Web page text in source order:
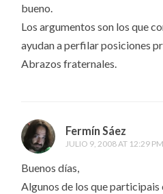
bueno.
Los argumentos son los que
ayudan a perfilar posiciones
Abrazos fraternales.
Fermín Sáez
JULIO 9, 2008 AT 12:29 PM
Buenos días,
Algunos de los que participais